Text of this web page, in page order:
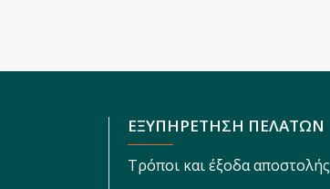
ΕΞΥΠΗΡΕΤΗΣΗ ΠΕΛΑΤΩΝ
Τρόποι και έξοδα αποστολής